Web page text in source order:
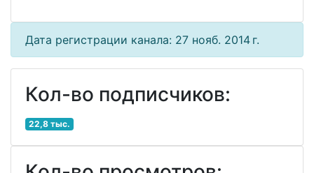
Дата регистрации канала: 27 нояб. 2014 г.
Кол-во подписчиков:
22,8 тыс.